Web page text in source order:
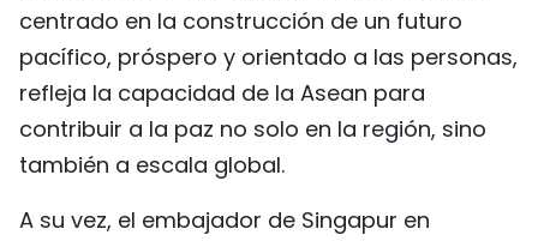
centrado en la construcción de un futuro
pacífico, próspero y orientado a las personas,
refleja la capacidad de la Asean para
contribuir a la paz no solo en la región, sino
también a escala global.
A su vez, el embajador de Singapur en